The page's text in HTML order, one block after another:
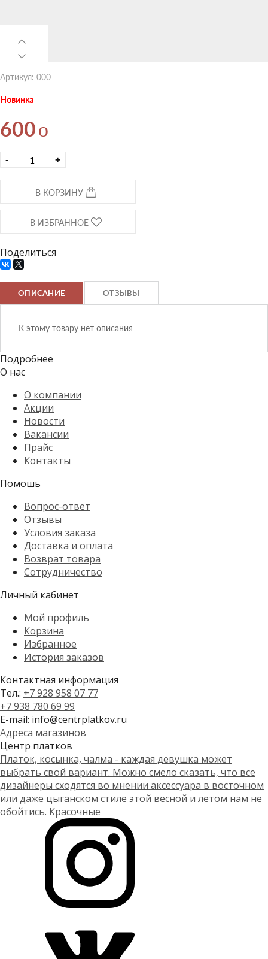
Артикул: 000
Новинка
600o
- +
В КОРЗИНУ
В ИЗБРАННОЕ
Поделиться
ОПИСАНИЕ ОТЗЫВЫ
К этому товару нет описания
Подробнее
О нас
О компании
Акции
Новости
Вакансии
Прайс
Контакты
Помошь
Вопрос-ответ
Отзывы
Условия заказа
Доставка и оплата
Возврат товара
Сотрудничество
Личный кабинет
Мой профиль
Корзина
Избранное
История заказов
Контактная информация
Тел.: +7 928 958 07 77
+7 938 780 69 99
E-mail: info@centrplatkov.ru
Адреса магазинов
Центр платков
Платок, косынка, чалма - каждая девушка может
выбрать свой вариант. Можно смело сказать, что все
дизайнеры сходятся во мнении аксессуара в восточном
или даже цыганском стиле этой весной и летом нам не
обойтись. Красочные